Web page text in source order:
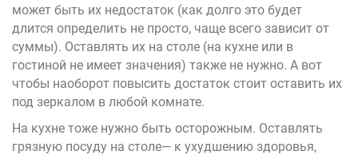
может быть их недостаток (как долго это будет
длится определить не просто, чаще всего зависит от
суммы). Оставлять их на столе (на кухне или в
гостиной не имеет значения) также не нужно. А вот
чтобы наоборот повысить достаток стоит оставить их
под зеркалом в любой комнате.
На кухне тоже нужно быть осторожным. Оставлять
грязную посуду на столе— к ухудшению здоровья,